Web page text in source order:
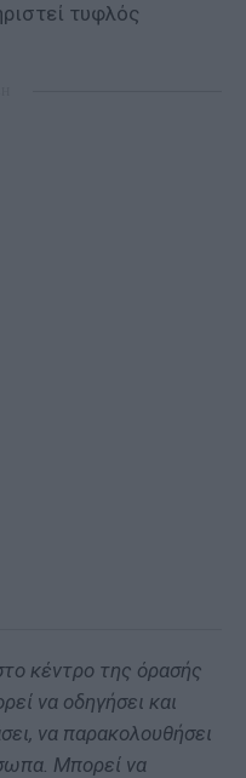
τυφλός
κέντρο της όρασής
να οδηγήσει και
να παρακολουθήσει
Μπορεί να